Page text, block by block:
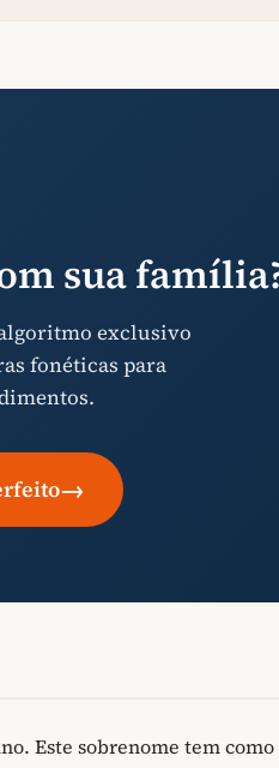
sua
exclusivo
fonéticas para
→
Este sobrenome tem como